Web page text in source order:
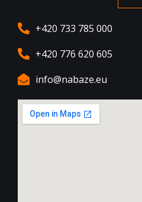
+420 733 785 000
+420 776 620 605
info@nabaze.eu